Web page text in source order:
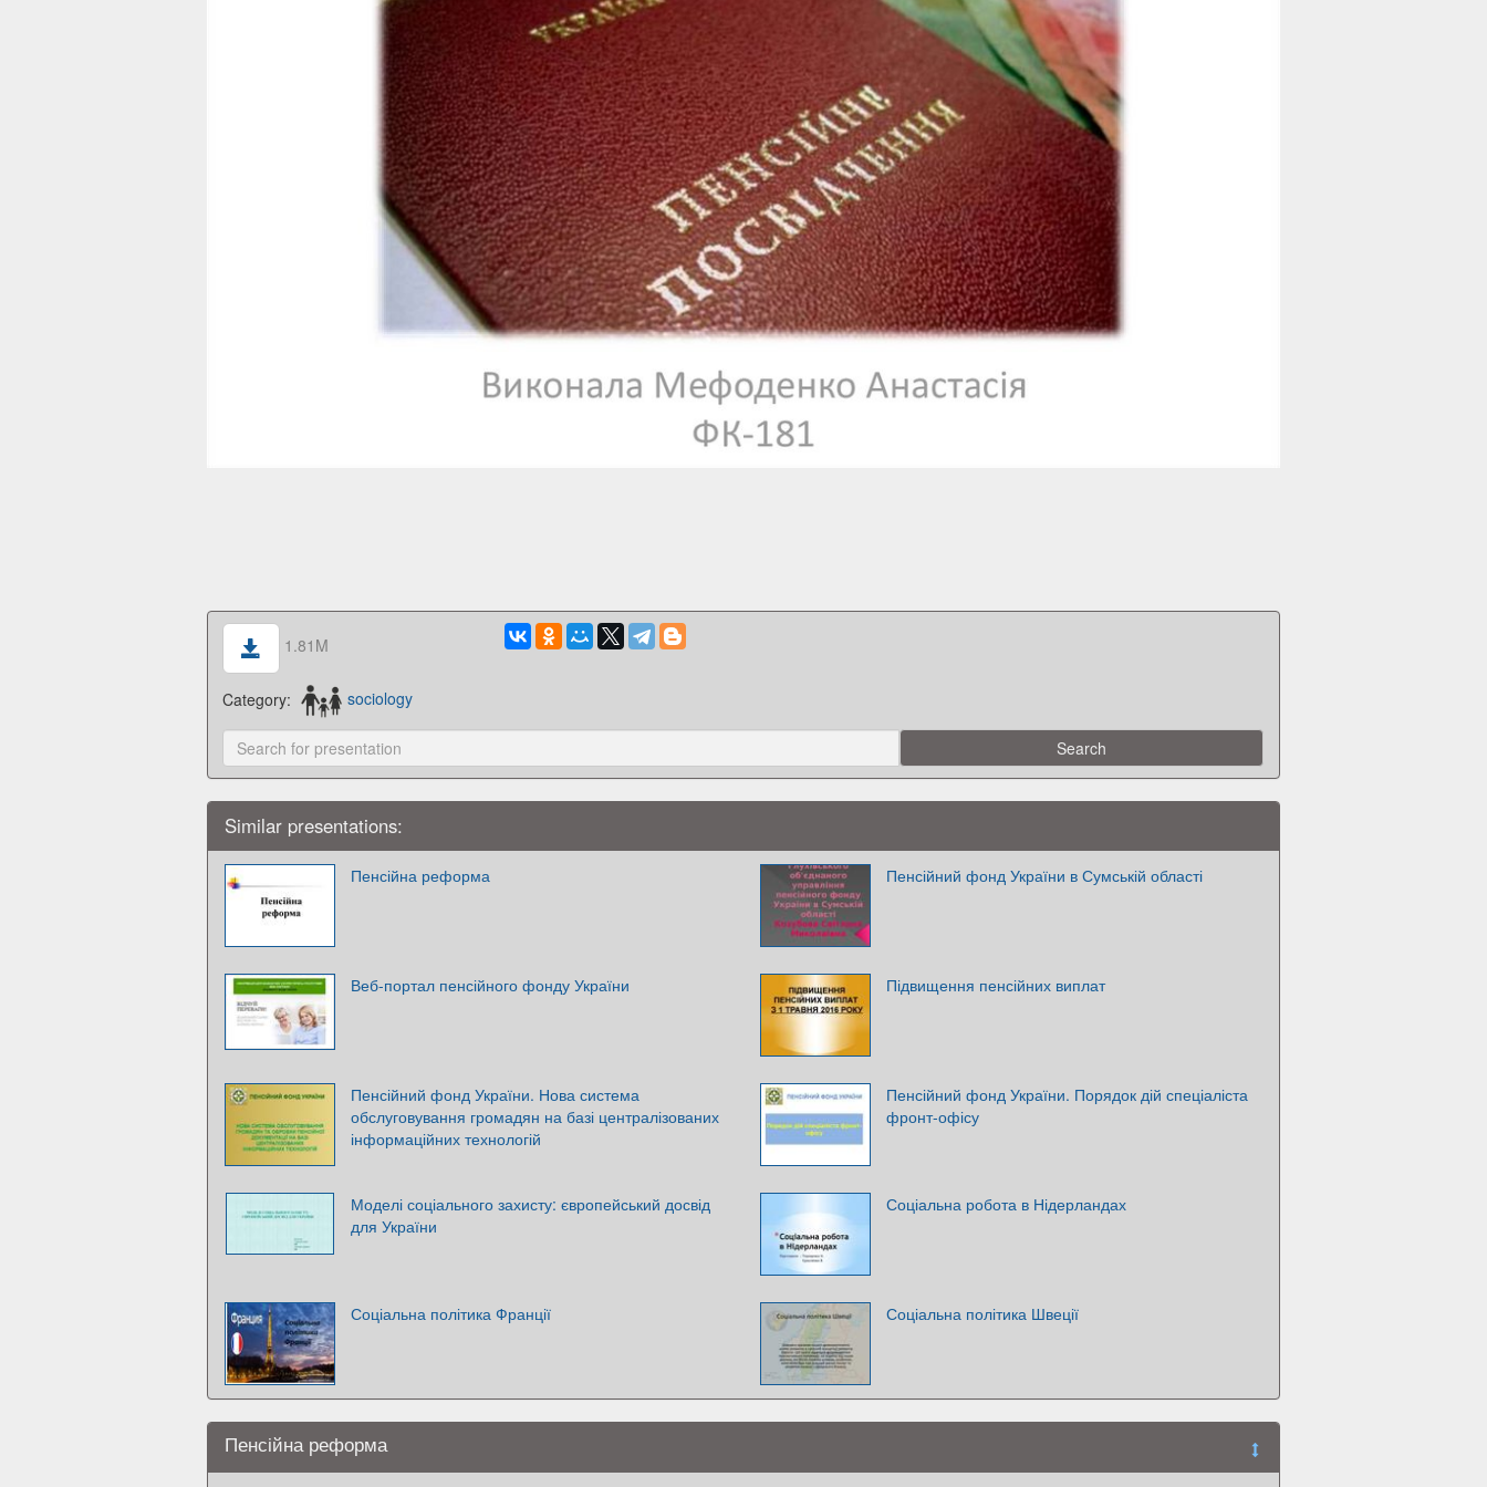
1.81M
Category: sociology
Similar presentations:
Пенсійна реформа Пенсійний фонд України в Сумській області
Веб-портал пенсійного фонду України Підвищення пенсійних виплат
Пенсійний фонд України. Нова система
обслуговування громадян на базі централізованих
інформаційних технологій
Пенсійний фонд України. Порядок дій спеціаліста
фронт-офісу
Моделі соціального захисту: європейський досвід
для України
Соціальна робота в Нідерландах
Соціальна політика Франції Соціальна політика Швеції
Пенсійна реформа